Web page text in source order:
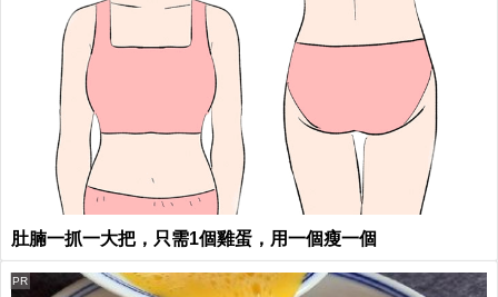
肚腩一抓一大把，只需1個雞蛋，用一個瘦一個
PR